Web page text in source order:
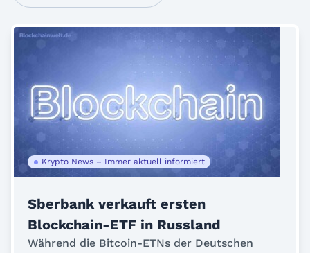
Krypto News – Immer aktuell informiert
Sberbank verkauft ersten
Blockchain-ETF in Russland
Während die Bitcoin-ETNs der Deutschen